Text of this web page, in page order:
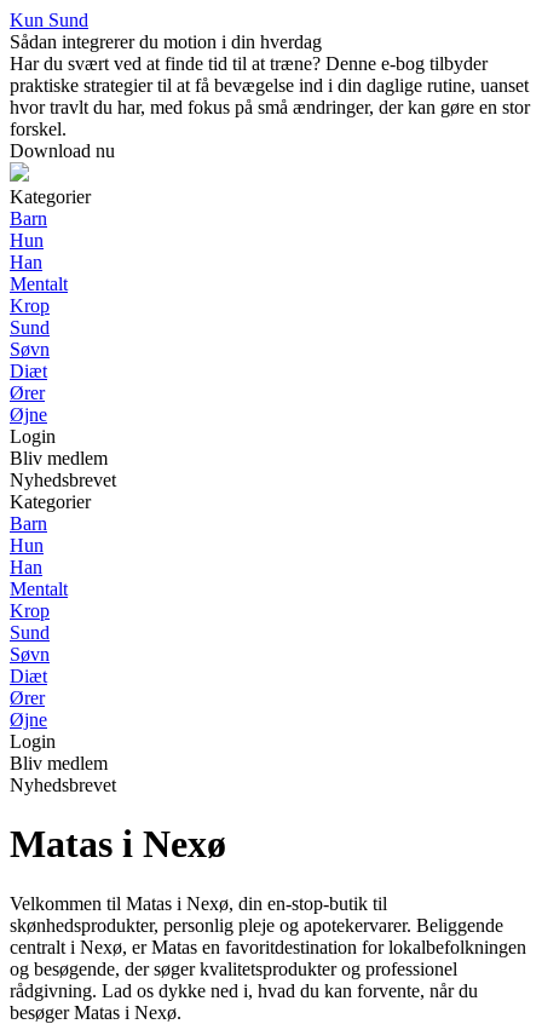
Kun Sund
Sådan integrerer du motion i din hverdag
Har du svært ved at finde tid til at træne? Denne e-bog tilbyder
praktiske strategier til at få bevægelse ind i din daglige rutine, uanset
hvor travlt du har, med fokus på små ændringer, der kan gøre en stor
forskel.
Download nu
Kategorier
Barn
Hun
Han
Mentalt
Krop
Sund
Søvn
Diæt
Ører
Øjne
Login
Bliv medlem
Nyhedsbrevet
Kategorier
Barn
Hun
Han
Mentalt
Krop
Sund
Søvn
Diæt
Ører
Øjne
Login
Bliv medlem
Nyhedsbrevet
Matas i Nexø
Velkommen til Matas i Nexø, din en-stop-butik til
skønhedsprodukter, personlig pleje og apotekervarer. Beliggende
centralt i Nexø, er Matas en favoritdestination for lokalbefolkningen
og besøgende, der søger kvalitetsprodukter og professionel
rådgivning. Lad os dykke ned i, hvad du kan forvente, når du
besøger Matas i Nexø.